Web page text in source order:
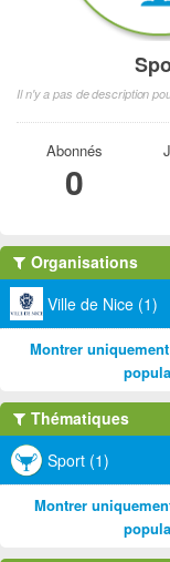
Il n'y a pas de description
Abonnés
0
Organisations
Ville de Nice (1)
Montrer
Thématiques
Sport (1)
Montrer